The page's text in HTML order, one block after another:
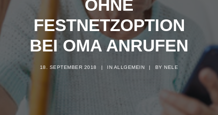
LOGIN
OHNE
FESTNETZOPTION
BEI OMA ANRUFEN
18. SEPTEMBER 2018 | IN ALLGEMEIN | BYNELE